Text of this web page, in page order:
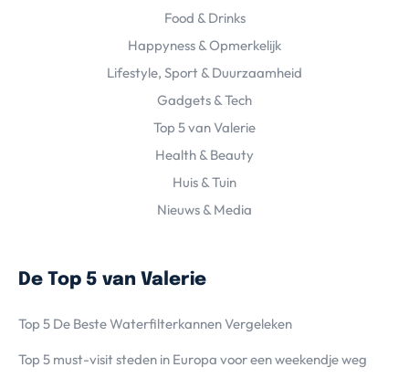
Food & Drinks
Happyness & Opmerkelijk
Lifestyle, Sport & Duurzaamheid
Gadgets & Tech
Top 5 van Valerie
Health & Beauty
Huis & Tuin
Nieuws & Media
De Top 5 van Valerie
Top 5 De Beste Waterfilterkannen Vergeleken
Top 5 must-visit steden in Europa voor een weekendje weg